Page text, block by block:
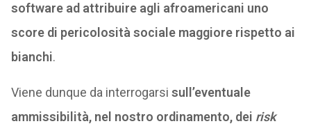
software ad attribuire agli afroamericani uno
score di pericolosità sociale maggiore rispetto ai
bianchi.
Viene dunque da interrogarsi sull’eventuale
ammissibilità, nel nostro ordinamento, dei risk